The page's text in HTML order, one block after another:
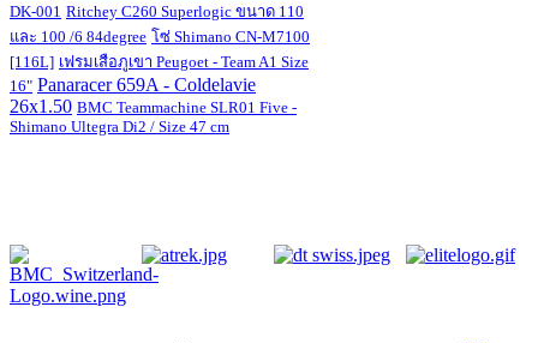
DK-001 Ritchey C260 Superlogic ขนาด 110
และ 100 /6 84degree โซ่ Shimano CN-M7100
[116L] เฟรมเสือภูเขา Peugoet - Team A1 Size
16" Panaracer 659A - Coldelavie
26x1.50 BMC Teammachine SLR01 Five -
Shimano Ultegra Di2 / Size 47 cm